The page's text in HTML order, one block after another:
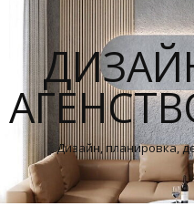
Дизайн, планировка,